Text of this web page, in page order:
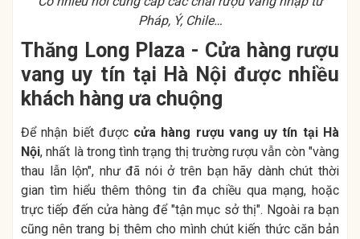
Pháp, Ý, Chile…
Thăng Long Plaza - Cửa hàng rượu
vang uy tín tại Hà Nội được nhiều
khách hàng ưa chuộng
Để nhận biết được cửa hàng rượu vang uy tín tại Hà
Nội, nhất là trong tình trạng thị trường rượu vẫn còn "vàng
thau lẫn lộn", như đã nói ở trên bạn hãy dành chút thời
gian tìm hiểu thêm thông tin đa chiều qua mạng, hoặc
trực tiếp đến cửa hàng để "tận mục sở thị". Ngoài ra bạn
cũng nên trang bị thêm cho mình chút kiến thức căn bản